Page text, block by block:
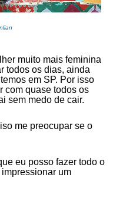
muito mais feminina
todos os dias, ainda
em SP. Por isso
com quase todos os
sem medo de cair.
me preocupar se o
eu posso fazer todo o
um